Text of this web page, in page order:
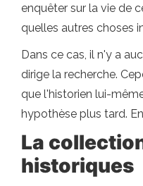
enquêter sur la vie de
quelles autres choses
Dans ce cas, il n'y a
dirige la recherche.
que l'historien lui-
hypothèse plus tard.
La
historiques